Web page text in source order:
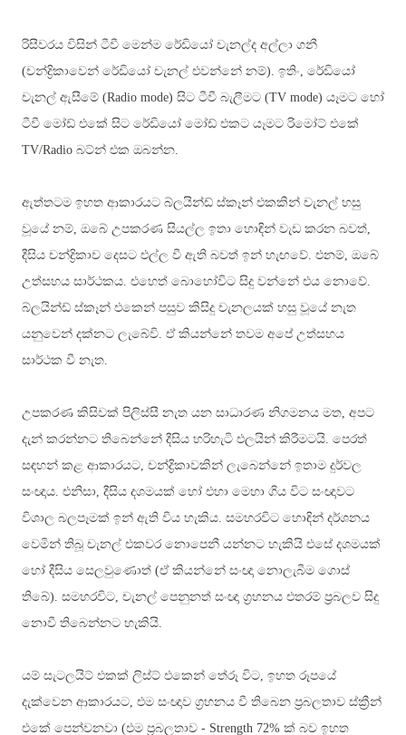
රිසීවරය විසින් ටීවී මෙන්ම රේඩියෝ චැනල්ද අල්ලා ගනී
(චන්ද්‍රිකාවෙන් රේඩියෝ චැනල් එවන්නේ නම්). ඉතිං, රේඩියෝ
චැනල් ඇසීමේ (Radio mode) සිට ටීවී බැලීමට (TV mode) යෑමට හෝ
ටීවී මෝඩ් එකේ සිට රේඩියෝ මෝඩ් එකට යෑමට රිමෝට් එකේ
TV/Radio බට්න් එක ඔබන්න.
ඇත්තටම ඉහත ආකාරයට බ්ලයින්ඩ් ස්කෑන් එකකින් චැනල් හසු
වූයේ නම්, ඔබේ උපකරණ සියල්ල ඉතා හොඳින් වැඩ කරන බවත්,
දීසිය චන්ද්‍රිකාව දෙසට එල්ල වී ඇති බවත් ඉන් හැඟවේ. එනම්, ඔබේ
උත්සහය සාර්ථකය. එහෙත් බොහෝවිට සිදු වන්නේ එය නොවේ.
බ්ලයින්ඩ් ස්කෑන් එකෙන් පසුව කිසිදු චැනලයක් හසු වූයේ නැත
යනුවෙන් දක්නට ලැබේවි. ඒ කියන්නේ තවම අපේ උත්සහය
සාර්ථක වී නැත.
උපකරණ කිසිවක් පිලිස්සී නැත යන සාධාරණ නිගමනය මත, අපට
දැන් කරන්නට තිබෙන්නේ දීසිය හරිහැටි එලයින් කිරීමටයි. පෙරත්
සඳහන් කළ ආකාරයට, චන්ද්‍රිකාවකින් ලැබෙන්නේ ඉතාම දුර්වල
සංඥාය. එනිසා, දීසිය දශමයක් හෝ එහා මෙහා ගිය විට සංඥාවට
විශාල බලපෑමක් ඉන් ඇති විය හැකිය. සමහරවිට හොඳින් දර්ශනය
වෙමින් තිබූ චැනල් එකවර නොපෙනී යන්නට හැකියි එසේ දශමයක්
හෝ දීසිය සෙලවුණොත් (ඒ කියන්නේ සංඥා නොලැබීම ගොස්
තිබේ). සමහරවිට, චැනල් පෙනුනත් සංඥා ග්‍රහනය එතරම් ප්‍රබලව සිදු
නොවී තිබෙන්නට හැකියි.
යම් සැටලයිට් එකක් ලිස්ට් එකෙන් තේරූ විට, ඉහත රූපයේ
දැක්වෙන ආකාරයට, එම සංඥාව ග්‍රහනය වී තිබෙන ප්‍රබලතාව ස්ක්‍රීන්
එකේ පෙන්වනවා (එම ප්‍රබලතාව - Strength 72% ක් බව ඉහත